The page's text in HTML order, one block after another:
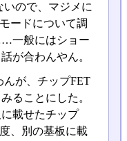
いので、マジメに
ードについて調
一般にはショー
が合わんやん。
んが、チップFET
ることにした。
載せたチップ
、別の基板に載